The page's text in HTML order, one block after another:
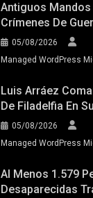
Antiguos Mandos
Crímenes De
05/08/2026
Managed WordPress
Luis Arráez
De Filadelfia En
05/08/2026
Managed WordPress
Al Menos 1.579
Desaparecidas